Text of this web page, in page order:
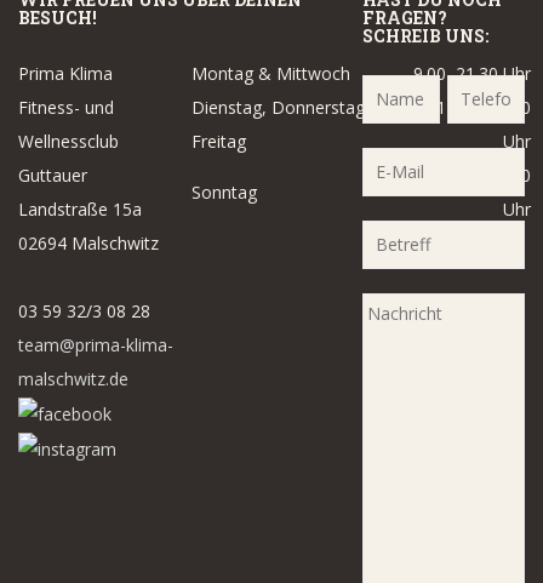
BESUCH!
Prima Klima
Fitness- und
Wellnessclub
Guttauer
Landstraße 15a
02694 Malschwitz
03 59 32/3 08 28
team@prima-klima-
malschwitz.de
Montag & Mittwoch
9.00–21.30 Uhr
Dienstag, Donnerstag &
Freitag
14.00–21.30
Uhr
Sonntag
14.00–18.00
Uhr
FRAGEN?
SCHREIB UNS: